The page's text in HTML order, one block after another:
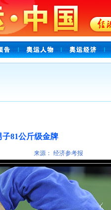
81公斤级金牌
来源： 经济参考报